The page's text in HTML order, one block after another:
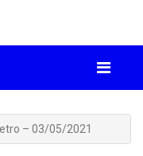
– 03/05/2021